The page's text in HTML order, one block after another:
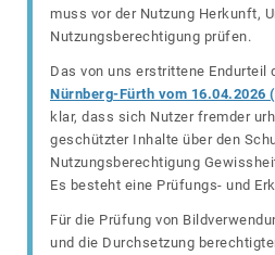
muss vor der Nutzung Herkunft,
Nutzungsberechtigung prüfen.
Das von uns erstrittene Endurteil
Nürnberg-Fürth vom 16.04.2026
klar, dass sich Nutzer fremder
geschützter Inhalte über den
Nutzungsberechtigung
Es besteht eine Prüfungs- und
Für die Prüfung von
und die Durchsetzung